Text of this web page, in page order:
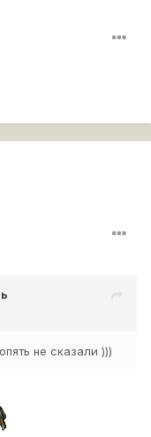
не сказали )))